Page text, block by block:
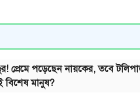
প্রেমে পড়েছেন নায়কের, তবে
বিশেষ মানুষ?